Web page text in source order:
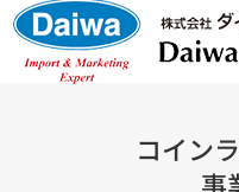
コイン
事